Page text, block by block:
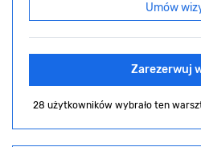
Umów
Zarezerwuj
28 użytkowników wybrało ten